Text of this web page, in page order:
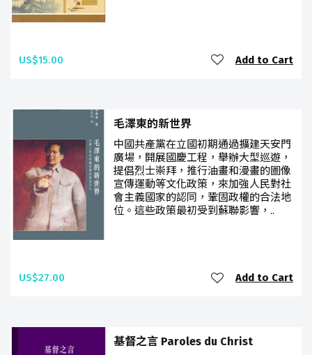
US$15.00 Add to Cart
毛澤東的新世界
中國共產黨在立國初期通過擴建天安門
廣場，開展國慶工程，舉辦大型巡遊，
提倡烈士崇拜，推行油畫和漫畫的圖像
宣傳運動等文化政策，來加強人民對社
會主義國家的認同，鞏固政權的合法地
位。這些政策最初受到蘇聯影響，..
US$27.00 Add to Cart
基督之言 Paroles du Christ